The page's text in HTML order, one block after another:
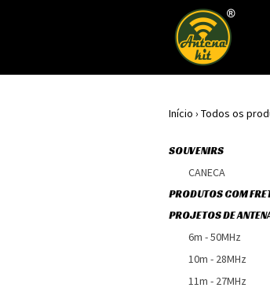
Início › Todos os
SOUVENIRS
CANECA
PRODUTOS COM
PROJETOS DE
6m - 50MHz
10m - 28MHz
11m - 27MHz